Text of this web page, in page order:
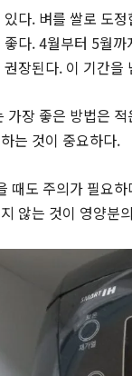
다. 벼를 쌀로 도
다. 4월부터 5월
장된다. 이 기간
가장 좋은 방법은
는 것이 중요하다.
때도 주의가 필요
않는 것이 영양분